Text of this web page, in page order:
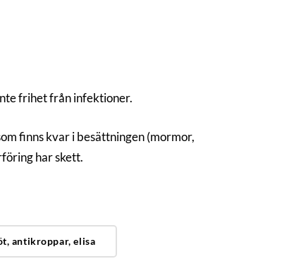
frihet från infektioner.
finns kvar i besättningen (mormor,
har skett.
antikroppar, elisa